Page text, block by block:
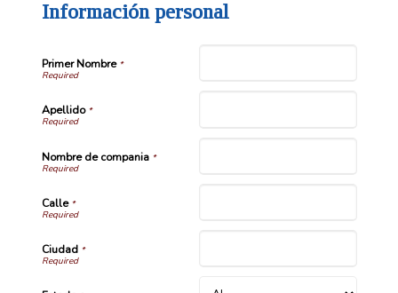
Información personal
Primer Nombre *
Apellido*
Nombre de compania*
Calle*
Ciudad*